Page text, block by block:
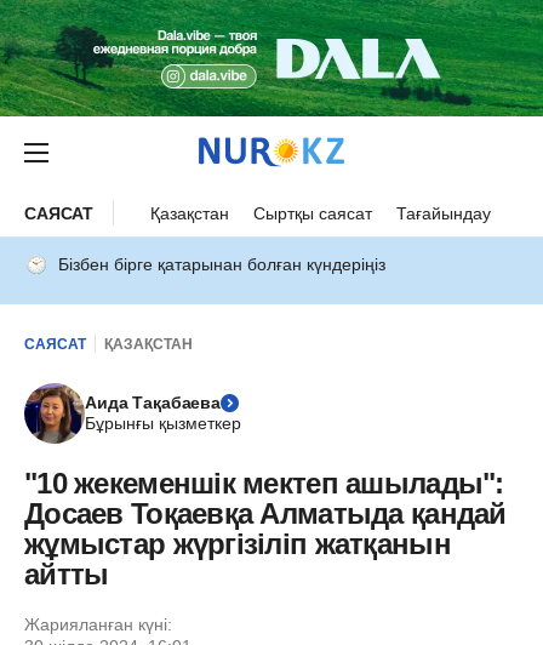
САЯСАТ Қазақстан Сыртқы саясат Тағайындау
Бізбен бірге қатарынан болған күндеріңіз
САЯСАТ ҚАЗАҚСТАН
Аида Тақабаева
Бұрынғы қызметкер
"10 жекеменшік мектеп ашылады":
Досаев Тоқаевқа Алматыда қандай
жұмыстар жүргізіліп жатқанын
айтты
Жарияланған күні: